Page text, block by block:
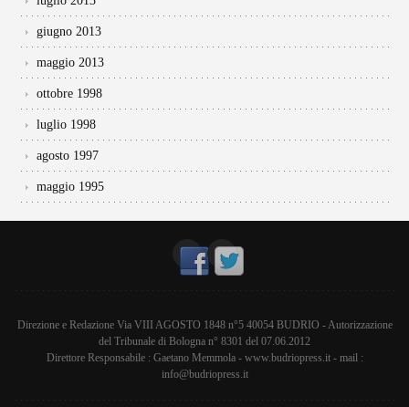
giugno 2013
maggio 2013
ottobre 1998
luglio 1998
agosto 1997
maggio 1995
Direzione e Redazione Via VIII AGOSTO 1848 n°5 40054 BUDRIO - Autorizzazione
del Tribunale di Bologna n° 8301 del 07.06.2012
Direttore Responsabile : Gaetano Memmola - www.budriopress.it - mail :
info@budriopress.it